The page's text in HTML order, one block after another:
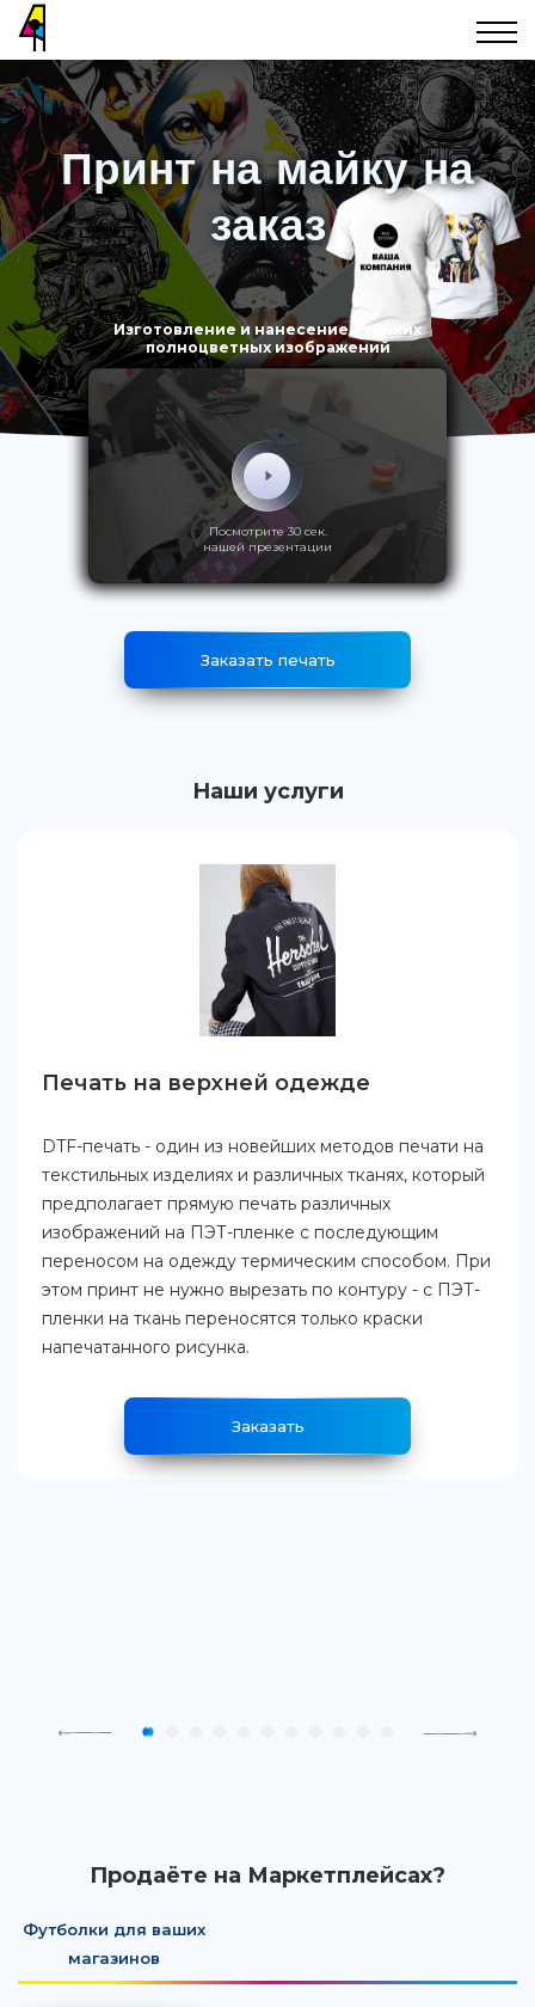
Принт на майку на
заказ
Изготовление и нанесение стойких
полноцветных изображений
Посмотрите 30 сек.
нашей презентации
Заказать печать
Наши услуги
Печать на верхней одежде
DTF-печать - один из новейших методов печати на
текстильных изделиях и различных тканях, который
предполагает прямую печать различных
изображений на ПЭТ-пленке с последующим
переносом на одежду термическим способом. При
этом принт не нужно вырезать по контуру - с ПЭТ-
пленки на ткань переносятся только краски
напечатанного рисунка.
Заказать
Продаёте на Маркетплейсах?
Футболки для ваших
магазинов